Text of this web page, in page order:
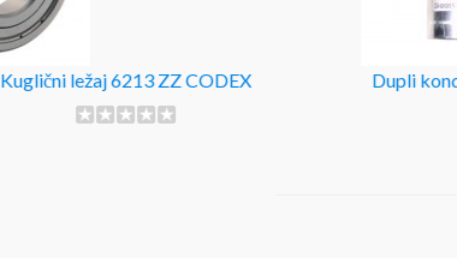
Kuglični ležaj 6213 ZZ CODEX Dupli